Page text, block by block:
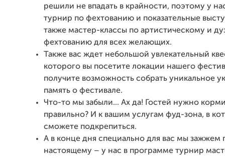
решили не впадать в крайности, поэтому у
турнир по фехтованию и показательные
также мастер-классы по артистическому и
фехтованию для всех желающих.
Также вас ждет небольшой увлекательный
которого вы посетите локации нашего
получите возможность собрать уникальное
память о фестивале.
Что-то мы забыли... Ах да! Гостей нужно
правильно? И к вашим услугам фуд-зона, в
сможете подкрепиться.
А в конце дня специально для вас мы зажжем
настоящему – у нас в программе турнир